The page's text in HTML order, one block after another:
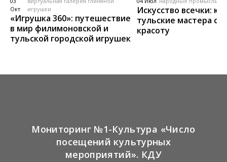
Окт
игрушки
«Игрушка 360»: путешествие
в мир филимоновской и
тульской городской игрушек
Искусство всечки: как
тульские мастера
красоту
Мониторинг №1-Культура «Число
посещений культурных
мероприятий». КДУ